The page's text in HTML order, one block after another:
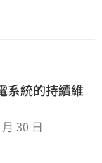
系統的持續維
30 日